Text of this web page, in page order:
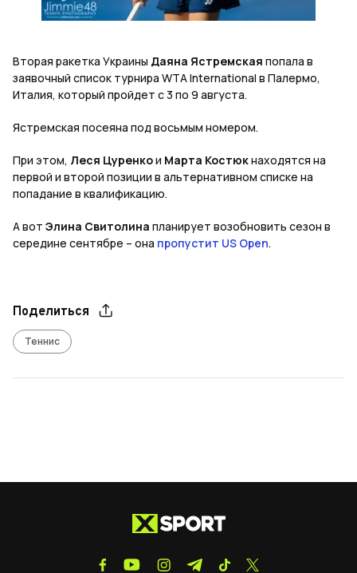
Вторая ракетка Украины Даяна Ястремская попала в
заявочный список турнира WTA International в Палермо,
Италия, который пройдет с 3 по 9 августа.
Ястремская посеяна под восьмым номером.
При этом, Леся Цуренкои Марта Костюкнаходятся на
первой и второй позиции в альтернативном списке на
попадание в квалификацию.
А вот Элина Свитолина планирует возобновить сезон в
середине сентябре – она пропустит US Open.
Поделиться
Теннис